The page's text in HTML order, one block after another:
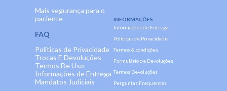
Mais segurança para o
paciente
FAQ
Políticas de Privacidade
Trocas E Devoluções
Termos De Uso
Informações de Entrega
Mandatos Judiciais
INFORMAÇÕES
Informações de Entrega
Políticas de Privacidade
Termos & condições
Formulário de Devoluções
Termos Devoluções
Perguntas Frequentes